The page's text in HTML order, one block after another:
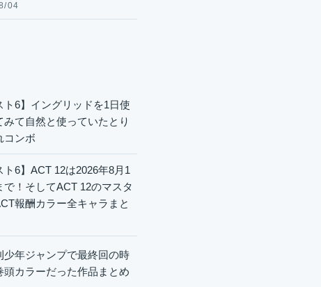
04
ト6】イングリッドを1日使
みて自然と使っていたとり
コンボ
ト6】ACT 12は2026年8月1
で！そしてACT 12のマスタ
報酬カラー全キャラまと
少年ジャンプで最終回の時
頭カラーだった作品まとめ